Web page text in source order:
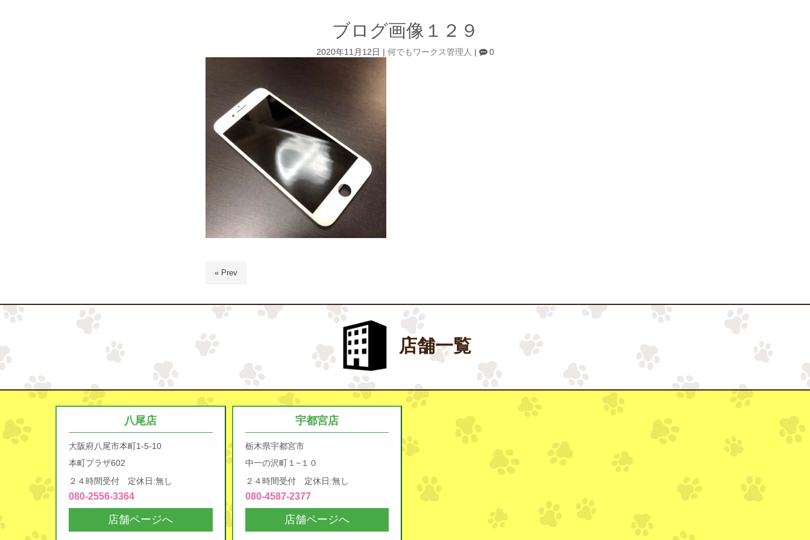
ブログ画像１２９
2020年11月12日 何でもワークス管理人 0
« Prev
店舗一覧
八尾店
大阪府八尾市本町1-5-10
本町プラザ602
２４時間受付 定休日:無し
080-2556-3364
店舗ページへ
宇都宮店
栃木県宇都宮市
中一の沢町１−１０
２４時間受付 定休日:無し
080-4587-2377
店舗ページへ